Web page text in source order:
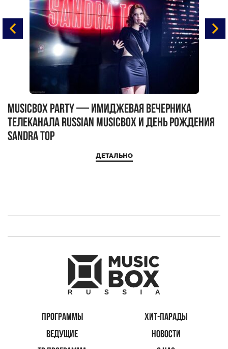
MUSICBOX PARTY — имиджевая вечерника
телеканала RUSSIAN MUSICBOX и день рождения
Sandra Top
ДЕТАЛЬНО
ПРОГРАММЫ
ХИТ-ПАРАДЫ
ВЕДУЩИЕ
НОВОСТИ